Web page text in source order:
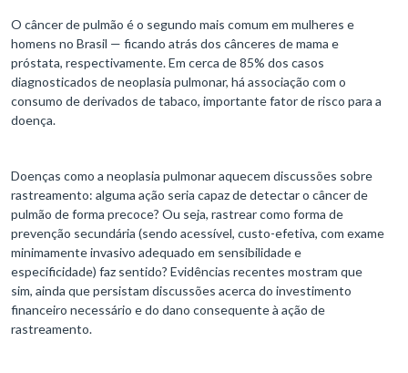
O câncer de pulmão é o segundo mais comum em mulheres e
homens no Brasil — ficando atrás dos cânceres de mama e
próstata, respectivamente. Em cerca de 85% dos casos
diagnosticados de neoplasia pulmonar, há associação com o
consumo de derivados de tabaco, importante fator de risco para a
doença.
Doenças como a neoplasia pulmonar aquecem discussões sobre
rastreamento: alguma ação seria capaz de detectar o câncer de
pulmão de forma precoce? Ou seja, rastrear como forma de
prevenção secundária (sendo acessível, custo-efetiva, com exame
minimamente invasivo adequado em sensibilidade e
especificidade) faz sentido? Evidências recentes mostram que
sim, ainda que persistam discussões acerca do investimento
financeiro necessário e do dano consequente à ação de
rastreamento.